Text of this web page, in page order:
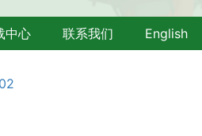
中心 联系我们 English